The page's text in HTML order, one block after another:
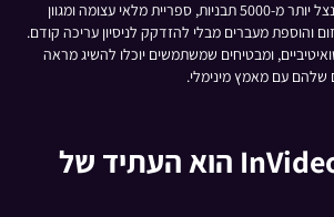
נגישים. משתמשים יכולים לנצל יותר מ-5000 תבניות, ספריית מלאי עצומה ומגוון
והוספת מעברים מבלי להזדקק לניסיון עריכה קודם.
ומבטיחים שמשתמשים יוכלו להשיג מראה
שלהם עם מאמץ מינימלי.
סיכום: למה InVideo הוא העתיד של